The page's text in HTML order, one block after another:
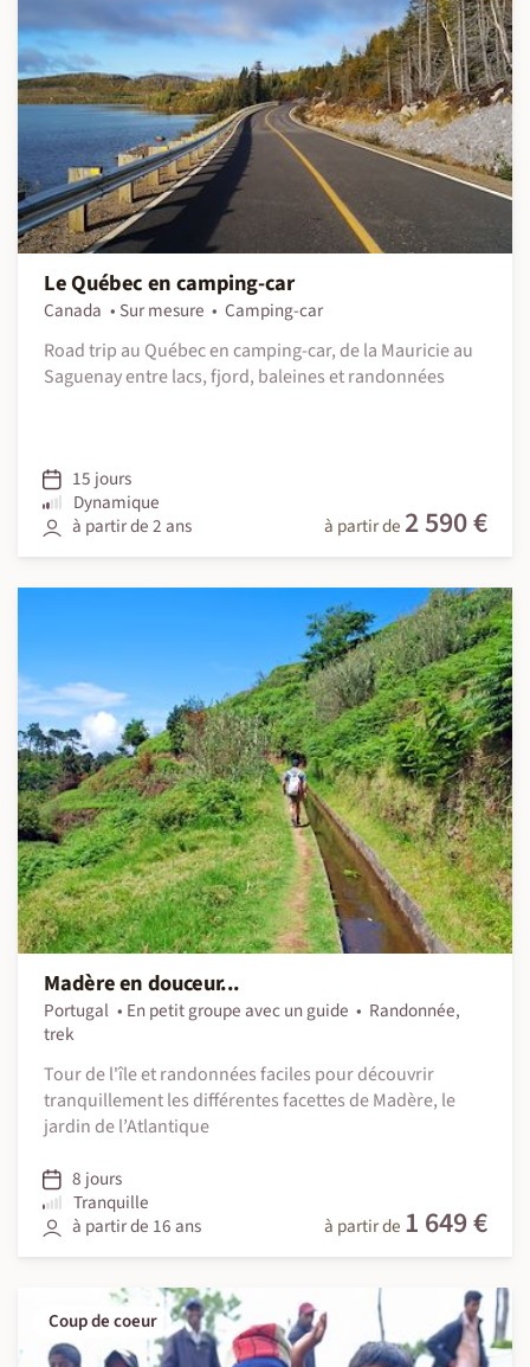
Le Québec en camping-car
Canada Sur mesure
Camping-car
Road trip au Québec en camping-car, de la Mauricie au
Saguenay entre lacs, fjord, baleines et randonnées
15 jours
Dynamique
à partir de 2 ans
à partir de 2 590 €
Madère en douceur...
Portugal En petit groupe avec un guide
Randonnée,
trek
Tour de l'île et randonnées faciles pour découvrir
tranquillement les différentes facettes de Madère, le
jardin de l’Atlantique
8 jours
Tranquille
à partir de 16 ans
à partir de 1 649 €
Coup de coeur